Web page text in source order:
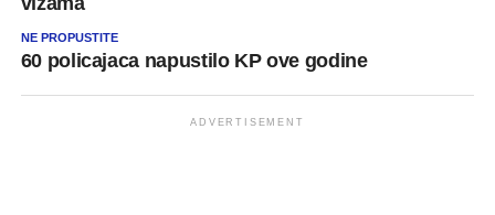
NE PROPUSTITE
60 policajaca napustilo KP ove godine
ADVERTISEMENT